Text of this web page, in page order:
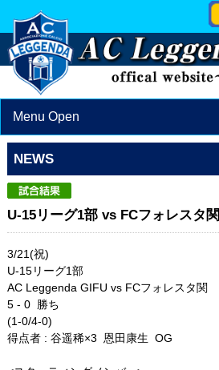
Menu Open
PROFILE
SCHEDULE
NEWS
U-15リーグ1部 vs FCフォレスタ関
3/21(祝)
U-15リーグ1部
AC Leggenda GIFU vs FCフォレスタ関
5 - 0 勝ち
(1-0/4-0)
得点者 : 谷遥稀×3 恩田康生 OG